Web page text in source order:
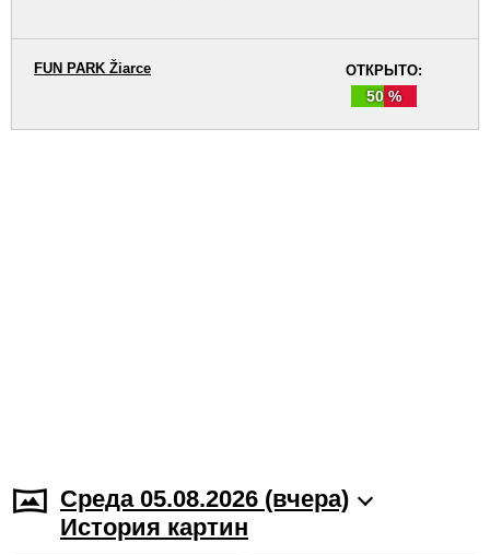
ОТКРЫТО:
50 %
FUN PARK Žiarce
Среда 05.08.2026 (вчера)
История картин